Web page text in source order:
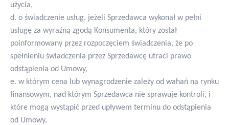
użycia,
d. o świadczenie usług, jeżeli Sprzedawca wykonał w pełni
usługę za wyraźną zgodą Konsumenta, który został
poinformowany przez rozpoczęciem świadczenia, że po
spełnieniu świadczenia przez Sprzedawcę utraci prawo
odstąpienia od Umowy,
e. w którym cena lub wynagrodzenie zależy od wahań na rynku
finansowym, nad którym Sprzedawca nie sprawuje kontroli, i
które mogą wystąpić przed upływem terminu do odstąpienia
od Umowy,